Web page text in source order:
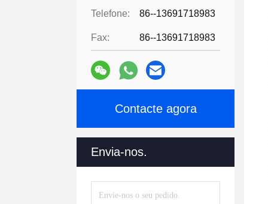
Telefone: 86--13691718983
Fax: 86--13691718983
Contacte agora
Envia-nos.